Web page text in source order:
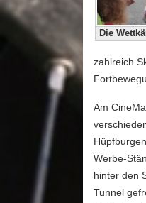
Die
zahlreich
Am
Werbe-
hinter den
Tunnel